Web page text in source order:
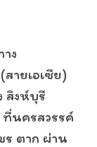
ง
ายเอเซีย)
สิงห์บุรี
ที่นครสวรรค์
ร ตาก ผ่าน